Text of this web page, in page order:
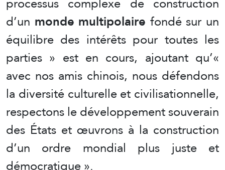
d’un monde multipolaire fondé sur un
équilibre des intérêts pour toutes les
parties » est en cours, ajoutant qu’«
avec nos amis chinois, nous défendons
la diversité culturelle et civilisationnelle,
respectons le développement souverain
des États et œuvrons à la construction
d’un ordre mondial plus juste et